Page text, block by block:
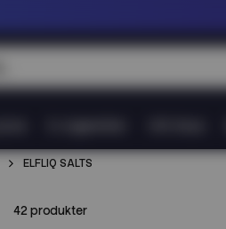
ELFLIQ SALTS
42 produkter